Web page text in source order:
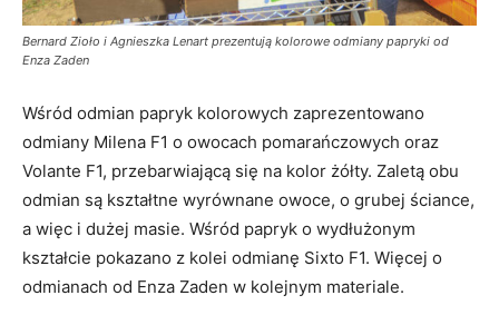
Bernard Zioło i Agnieszka Lenart prezentują kolorowe odmiany papryki od
Enza Zaden
Wśród odmian papryk kolorowych zaprezentowano
odmiany Milena F1 o owocach pomarańczowych oraz
Volante F1, przebarwiającą się na kolor żółty. Zaletą obu
odmian są kształtne wyrównane owoce, o grubej ściance,
a więc i dużej masie. Wśród papryk o wydłużonym
kształcie pokazano z kolei odmianę Sixto F1. Więcej o
odmianach od Enza Zaden w kolejnym materiale.